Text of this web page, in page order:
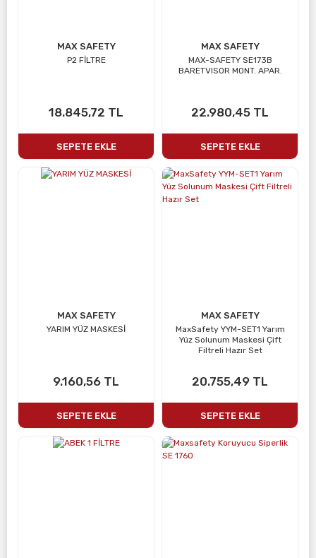
MAX SAFETY
P2 FİLTRE
18.845,72 TL
SEPETE EKLE
MAX SAFETY
MAX-SAFETY SE173B
BARETVISOR MONT. APAR.
22.980,45 TL
SEPETE EKLE
MAX SAFETY
YARIM YÜZ MASKESİ
9.160,56 TL
SEPETE EKLE
MAX SAFETY
MaxSafety YYM-SET1 Yarım
Yüz Solunum Maskesi Çift
Filtreli Hazır Set
20.755,49 TL
SEPETE EKLE